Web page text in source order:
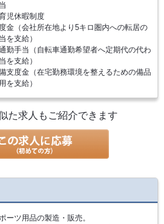
児休暇制度
金（会社所在地より5キロ圏内への転居の
を支給）
勤手当（自転車通勤希望者へ定期代の代わ
を支給）
支度金（在宅勤務環境を整えるための備品
を支給）
た求人もご紹介できます
ーツ用品の製造・販売。